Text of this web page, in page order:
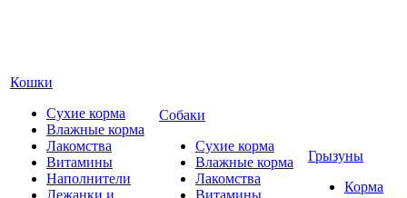
Кошки
Сухие корма
Влажные корма
Лакомства
Витамины
Наполнители
Лежанки и
Собаки
Сухие корма
Влажные корма
Лакомства
Витамины
Грызуны
Корма